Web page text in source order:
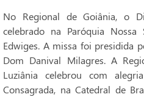
No Regional de Goiânia, o
celebrado na Paróquia Nossa
Edwiges. A missa foi presidida
Dom Danival Milagres. A
Luziânia celebrou com
Consagrada, na Catedral de